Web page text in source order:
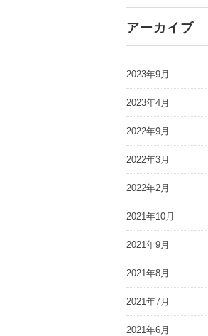
アーカイブ
2023年9月
2023年4月
2022年9月
2022年3月
2022年2月
2021年10月
2021年9月
2021年8月
2021年7月
2021年6月